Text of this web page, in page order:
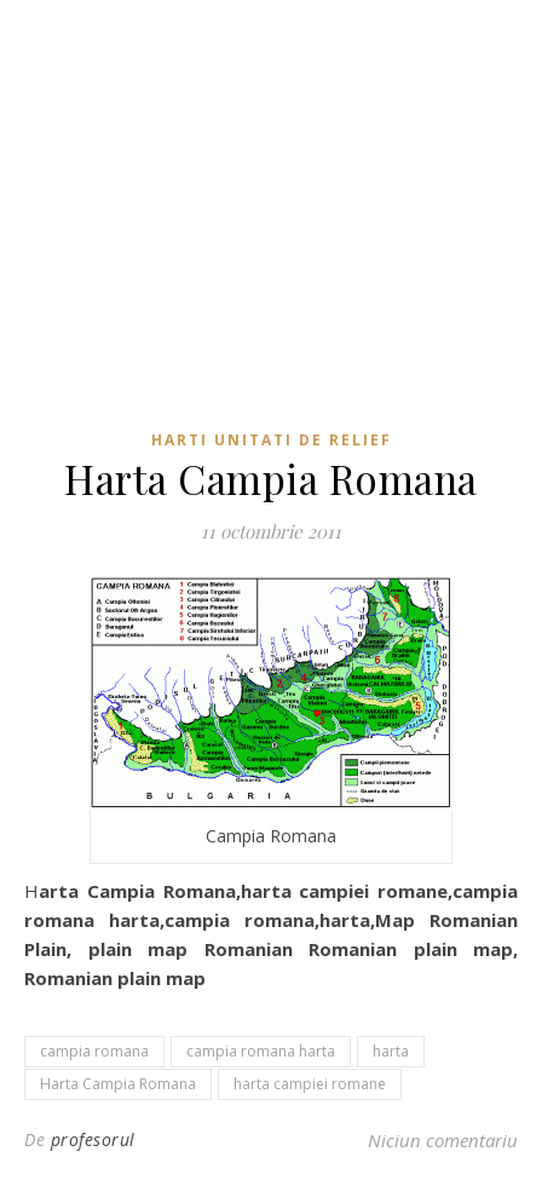
HARTI UNITATI DE RELIEF
Harta Campia Romana
11 octombrie 2011
Campia Romana
Harta Campia Romana,harta campiei romane,campia
romana harta,campia romana,harta,Map Romanian
Plain, plain map Romanian Romanian plain map,
Romanian plain map
campia romana campia romana harta
harta
Harta Campia Romana
harta campiei romane
De profesorul Niciun comentariu